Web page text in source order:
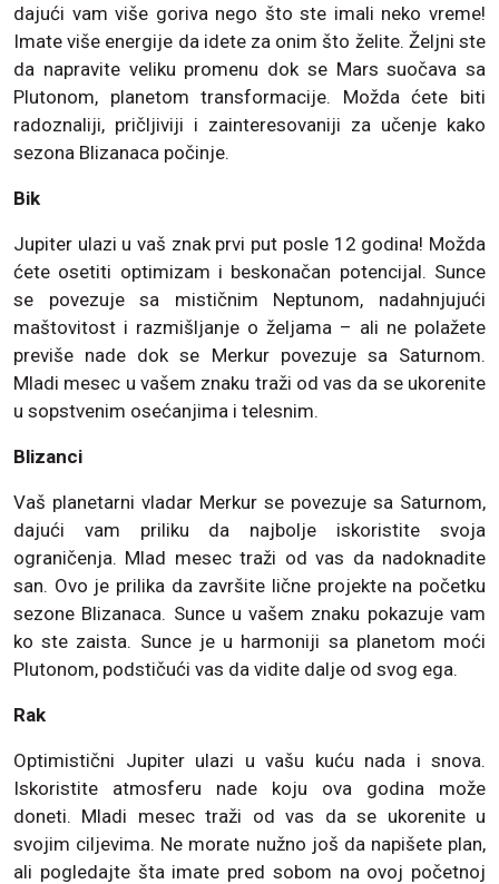
dajući vam više goriva nego što ste imali neko vreme!
Imate više energije da idete za onim što želite. Željni ste
da napravite veliku promenu dok se Mars suočava sa
Plutonom, planetom transformacije. Možda ćete biti
radoznaliji, pričljiviji i zainteresovaniji za učenje kako
sezona Blizanaca počinje.
Bik
Jupiter ulazi u vaš znak prvi put posle 12 godina! Možda
ćete osetiti optimizam i beskonačan potencijal. Sunce
se povezuje sa mističnim Neptunom, nadahnjujući
maštovitost i razmišljanje o željama – ali ne polažete
previše nade dok se Merkur povezuje sa Saturnom.
Mladi mesec u vašem znaku traži od vas da se ukorenite
u sopstvenim osećanjima i telesnim.
Blizanci
Vaš planetarni vladar Merkur se povezuje sa Saturnom,
dajući vam priliku da najbolje iskoristite svoja
ograničenja. Mlad mesec traži od vas da nadoknadite
san. Ovo je prilika da završite lične projekte na početku
sezone Blizanaca. Sunce u vašem znaku pokazuje vam
ko ste zaista. Sunce je u harmoniji sa planetom moći
Plutonom, podstičući vas da vidite dalje od svog ega.
Rak
Optimistični Jupiter ulazi u vašu kuću nada i snova.
Iskoristite atmosferu nade koju ova godina može
doneti. Mladi mesec traži od vas da se ukorenite u
svojim ciljevima. Ne morate nužno još da napišete plan,
ali pogledajte šta imate pred sobom na ovoj početnoj